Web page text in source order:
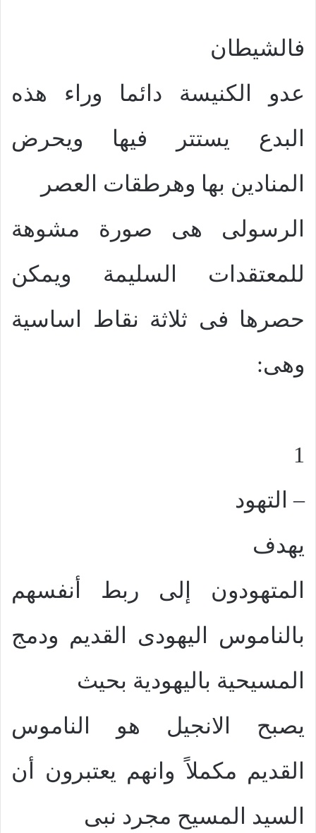
فالشيطان
عدو الكنيسة دائما وراء هذه
البدع يستتر فيها ويحرض
المنادين بها وهرطقات العصر
الرسولى هى صورة مشوهة
للمعتقدات السليمة ويمكن
حصرها فى ثلاثة نقاط اساسية
وهى:
1
– التهود
يهدف
المتهودون إلى ربط أنفسهم
بالناموس اليهودى القديم ودمج
المسيحية باليهودية بحيث
يصبح الانجيل هو الناموس
القديم مكملاً وانهم يعتبرون أن
السيد المسيح مجرد نبى